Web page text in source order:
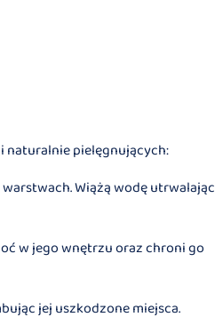
naturalnie pielęgnujących:
Wiążą wodę utrwalając
w jego wnętrzu oraz chroni go
jej uszkodzone miejsca.